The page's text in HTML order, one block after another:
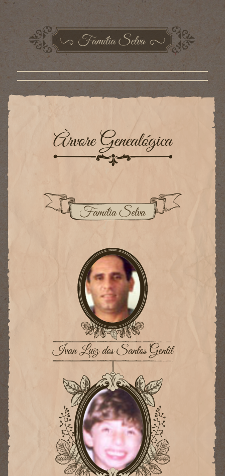
Àrvore Genealógica
Ivan Luiz dos Santos Gentil